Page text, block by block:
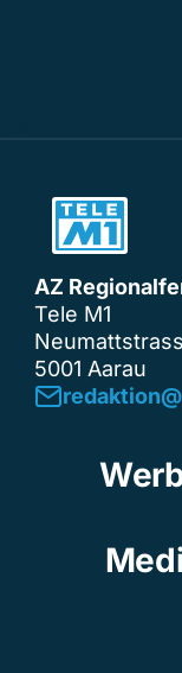
AZ
Tele M1
5001 Aarau